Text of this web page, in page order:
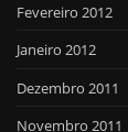
Fevereiro 2012
Janeiro 2012
Dezembro 2011
Novembro 2011